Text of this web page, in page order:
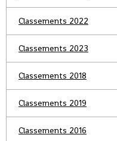
Classements 2022
Classements 2023
Classements 2018
Classements 2019
Classements 2016